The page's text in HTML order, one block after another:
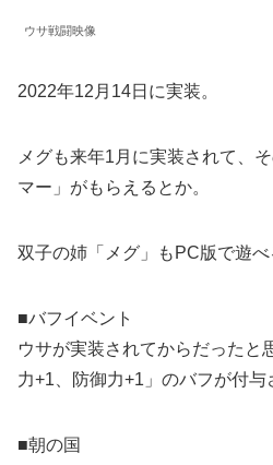
ウサ戦闘映像
2022年12月14日に実装。
メグも来年1月に実装されて、
マー」がもらえるとか。
双子の姉「メグ」もPC版で遊
■バフイベント
ウサが実装されてからだったと
力+1、防御力+1」のバフが付与
■朝の国